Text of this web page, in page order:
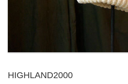
HIGHLAND2000